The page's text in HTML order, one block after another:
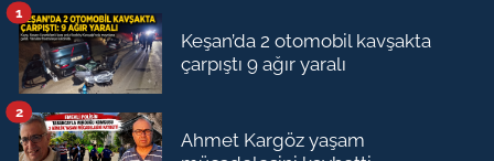
Keşan’da 2 otomobil kavşakta
çarpıştı 9 ağır yaralı
1
Ahmet Kargöz yaşam
2